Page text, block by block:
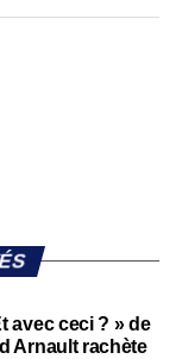
avec ceci ? » de
Arnault rachète